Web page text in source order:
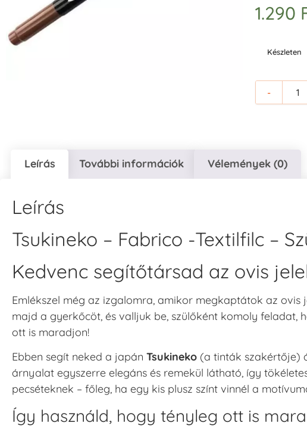
1.290
Készleten
-
Leírás További információk Vélemények (0)
Leírás
Tsukineko – Fabrico -Textilfilc –
Kedvenc segítőtársad az ovis
Emlékszel még az izgalomra, amikor megkaptátok az ovis
majd a gyerkőcöt, és valljuk be, szülőként komoly feladat,
ott is maradjon!
Ebben segít neked a japán Tsukineko (a tinták szakértője)
árnyalat egyszerre elegáns és remekül látható, így
pecséteknek – főleg, ha egy kis plusz színt vinnél a
Így használd, hogy tényleg ott is